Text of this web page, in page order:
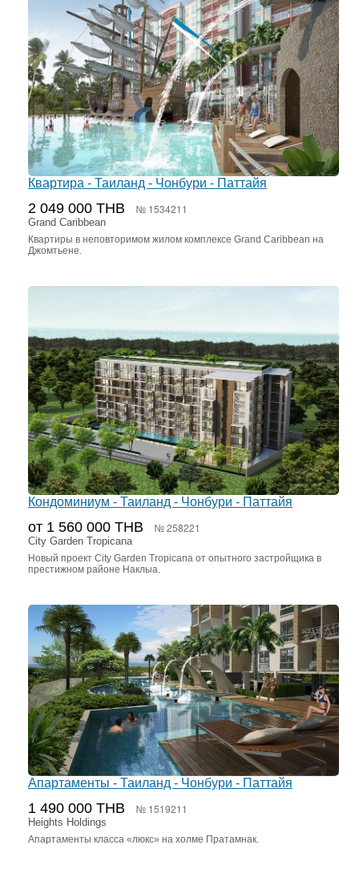
Квартира - Таиланд - Чонбури - Паттайя
2 049 000 THB № 1534211
Grand Caribbean
Квартиры в неповторимом жилом комплексе Grand Caribbean на
Джомтьене.
Кондоминиум - Таиланд - Чонбури - Паттайя
от 1 560 000 THB № 258221
City Garden Tropicana
Новый проект City Garden Tropicana от опытного застройщика в
престижном районе Наклыа.
Апартаменты - Таиланд - Чонбури - Паттайя
1 490 000 THB № 1519211
Heights Holdings
Апартаменты класса «люкс» на холме Пратамнак.